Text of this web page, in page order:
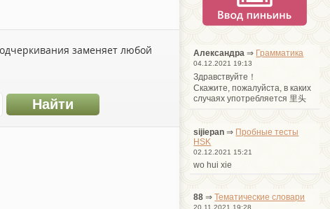
заменяет любой
Александра ⇒ Грамматика
04.12.2021 19:13
Здравствуйте！
Cкажите, пожалуйста, в каких
случаях употребляется 里头
sijiepan ⇒ Пробные тесты
HSK
02.12.2021 15:21
wo hui xie
88 ⇒Тематические словари
20.11.2021 19:28